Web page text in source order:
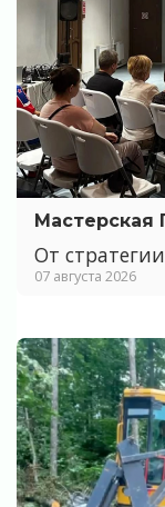
Мастерская
От
07 августа 2026